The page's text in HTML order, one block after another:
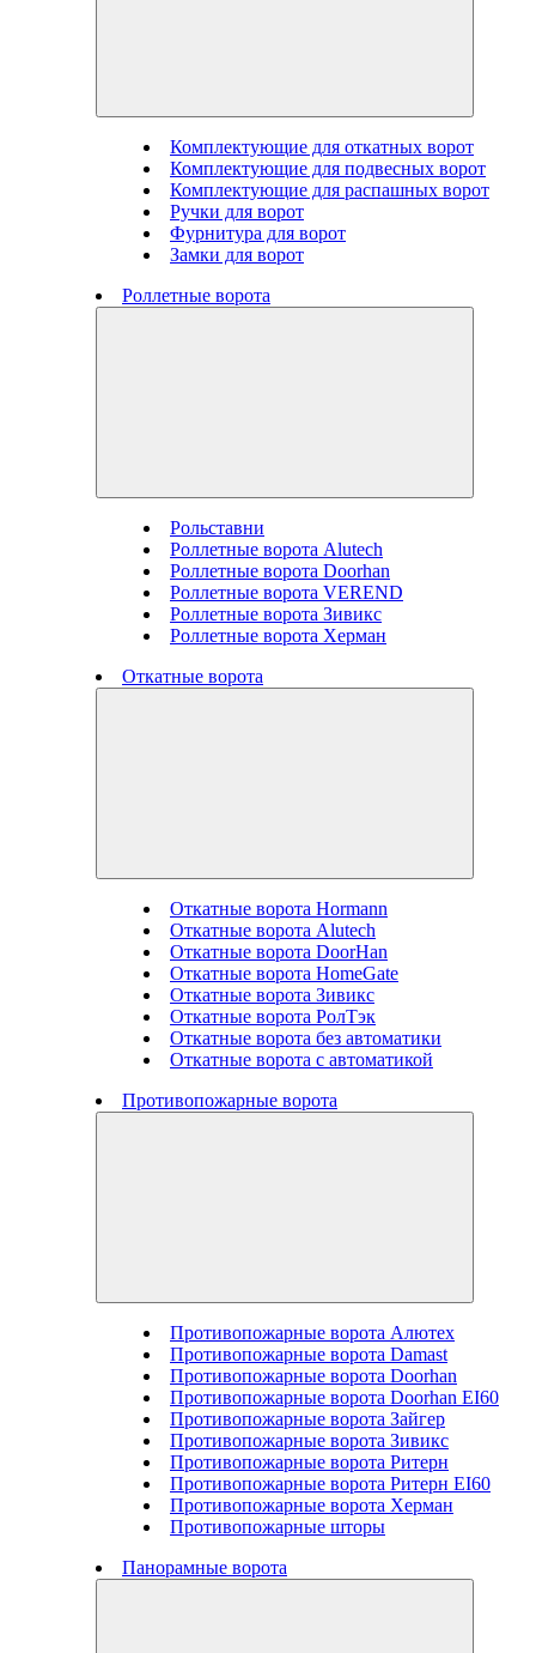
Комплектующие для откатных ворот
Комплектующие для подвесных ворот
Комплектующие для распашных ворот
Ручки для ворот
Фурнитура для ворот
Замки для ворот
Роллетные ворота
Рольставни
Роллетные ворота Alutech
Роллетные ворота Doorhan
Роллетные ворота VEREND
Роллетные ворота Зивикс
Роллетные ворота Херман
Откатные ворота
Откатные ворота Hormann
Откатные ворота Alutech
Откатные ворота DoorHan
Откатные ворота HomeGate
Откатные ворота Зивикс
Откатные ворота РолТэк
Откатные ворота без автоматики
Откатные ворота с автоматикой
Противопожарные ворота
Противопожарные ворота Алютех
Противопожарные ворота Damast
Противопожарные ворота Doorhan
Противопожарные ворота Doorhan EI60
Противопожарные ворота Зайгер
Противопожарные ворота Зивикс
Противопожарные ворота Ритерн
Противопожарные ворота Ритерн EI60
Противопожарные ворота Херман
Противопожарные шторы
Панорамные ворота